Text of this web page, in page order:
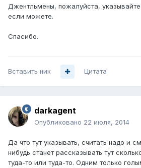
Джентльмены, пожалуйста,
если можете.
Спасибо.
Вставить ник Цитата
darkagent
Опубликовано 22 июля, 2014
Да что тут указывать, считать надо и
нибудь станет рассказывать тут
туда-то или туда-то. Одним только